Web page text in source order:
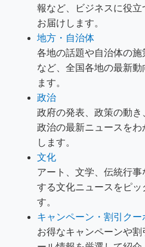
報など、ビジネスに役
お届けします。
地方・自治体
各地の話題や自治体の施
など、全国各地の最新
ます。
政治
政府の発表、政策の動
政治の最新ニュースを
します。
文化
アート、文学、伝統行
する文化ニュースをピッ
す。
キャンペーン・割引クー
お得なキャンペーンや